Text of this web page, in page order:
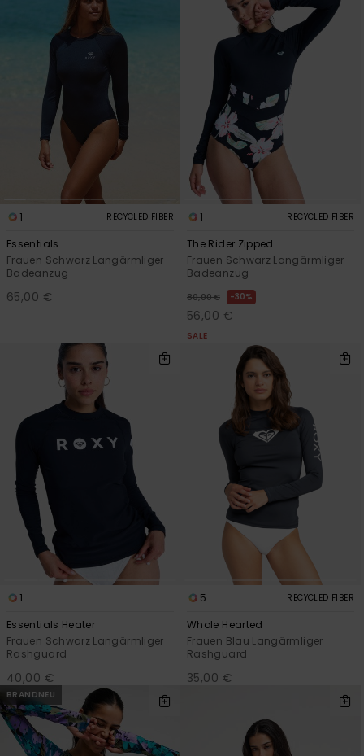
1 RECYCLED FIBER
Essentials
Frauen Schwarz Langärmliger
Badeanzug
65,00 €
1 RECYCLED FIBER
The Rider Zipped
Frauen Schwarz Langärmliger
Badeanzug
80,00 € 30%
56,00 €
SALE
1
Essentials Heater
Frauen Schwarz Langärmliger
Rashguard
40,00 €
5 RECYCLED FIBER
Whole Hearted
Frauen Blau Langärmliger
Rashguard
35,00 €
BRANDNEU